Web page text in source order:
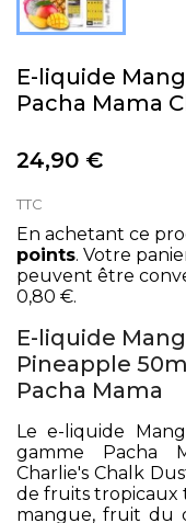
E-liquide
Pacha Mama
24,90 €
TTC
En achetant ce
points. Votre
peuvent être
0,80 €.
E-liquide
Pineapple
Pacha Mama
Le e-liquide
gamme Pacha
Charlie's Chalk
de fruits tropicaux
mangue, fruit du